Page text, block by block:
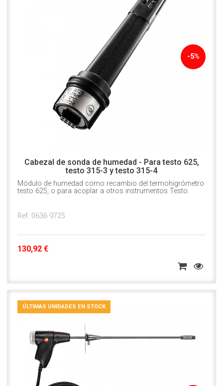
-5%
Cabezal de sonda de humedad - Para testo 625,
testo 315-3 y testo 315-4
Módulo de humedad como recambio del termohigrómetro
testo 625, o para acoplar a otros instrumentos Testo.
Ref. 0636 9725
130,92 €
ÚLTIMAS UNIDADES EN STOCK